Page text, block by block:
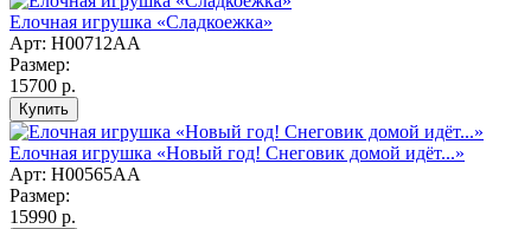
Елочная игрушка «Сладкоежка»
Арт: Н00712АА
Размер:
15700 р.
Елочная игрушка «Новый год! Снеговик домой идёт...»
Арт: Н00565АА
Размер:
15990 р.